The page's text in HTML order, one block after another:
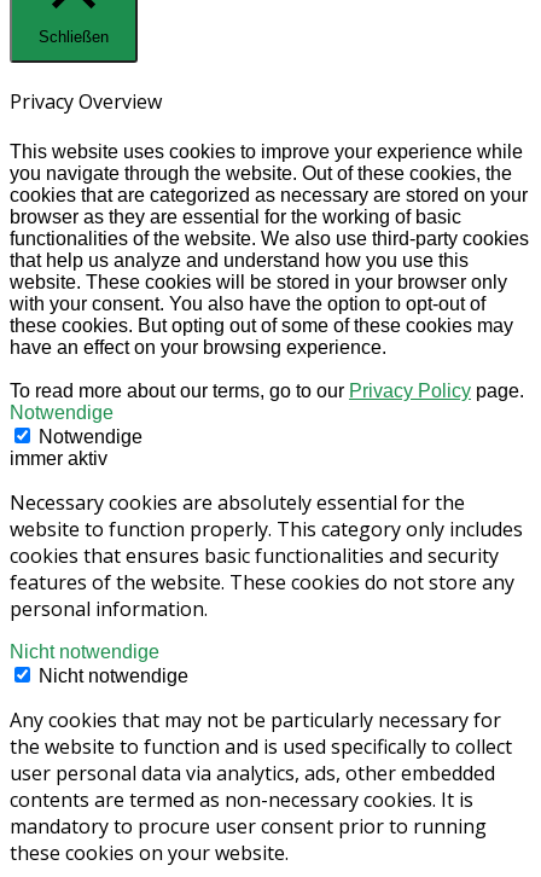
Schließen
Privacy Overview
This website uses cookies to improve your experience while
you navigate through the website. Out of these cookies, the
cookies that are categorized as necessary are stored on your
browser as they are essential for the working of basic
functionalities of the website. We also use third-party cookies
that help us analyze and understand how you use this
website. These cookies will be stored in your browser only
with your consent. You also have the option to opt-out of
these cookies. But opting out of some of these cookies may
have an effect on your browsing experience.
To read more about our terms, go to our Privacy Policy page.
Notwendige
Notwendige
immer aktiv
Necessary cookies are absolutely essential for the
website to function properly. This category only includes
cookies that ensures basic functionalities and security
features of the website. These cookies do not store any
personal information.
Nicht notwendige
Nicht notwendige
Any cookies that may not be particularly necessary for
the website to function and is used specifically to collect
user personal data via analytics, ads, other embedded
contents are termed as non-necessary cookies. It is
mandatory to procure user consent prior to running
these cookies on your website.